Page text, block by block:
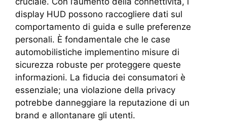
display HUD possono raccogliere dati sul
comportamento di guida e sulle preferenze
personali. È fondamentale che le case
automobilistiche implementino misure di
sicurezza robuste per proteggere queste
informazioni. La fiducia dei consumatori è
essenziale; una violazione della privacy
potrebbe danneggiare la reputazione di un
brand e allontanare gli utenti.